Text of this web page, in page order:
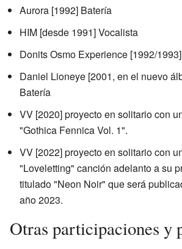
Aurora [1992] Batería
HIM [desde 1991] Vocalista
Donits Osmo Experience [1992/
Daniel Lioneye [2001, en el nuevo
Batería
VV [2020] proyecto en solitario con
"Gothica Fennica Vol. 1".
VV [2022] proyecto en solitario con
"Loveletting" canción adelanto a su
titulado "Neon Noir" que será
año 2023.
Otras participaciones y